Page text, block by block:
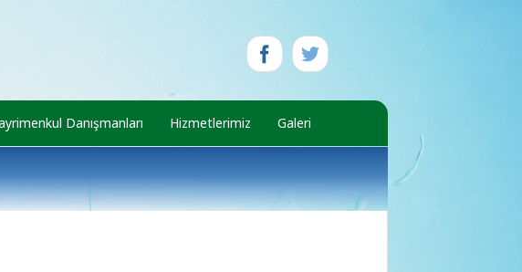
Danışmanları Hizmetlerimiz Galeri